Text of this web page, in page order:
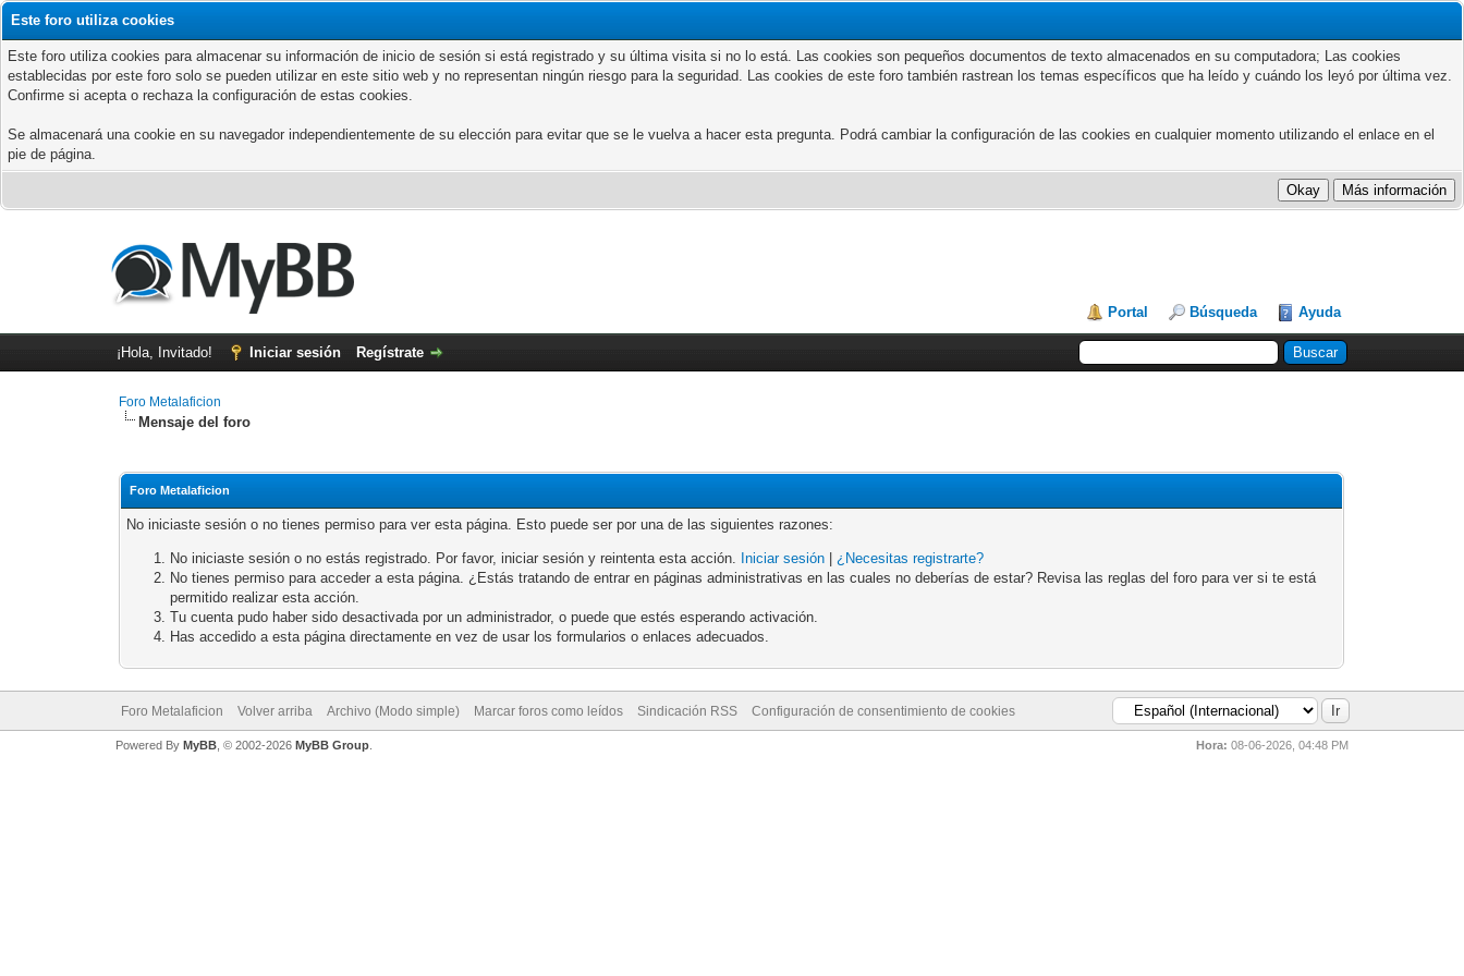
Este foro utiliza cookies
Este foro utiliza cookies para almacenar su información de inicio de sesión si está registrado y su última visita si no lo está. Las cookies son pequeños documentos de texto almacenados en su computadora; Las cookies
establecidas por este foro solo se pueden utilizar en este sitio web y no representan ningún riesgo para la seguridad. Las cookies de este foro también rastrean los temas específicos que ha leído y cuándo los leyó por última vez.
Confirme si acepta o rechaza la configuración de estas cookies.
Se almacenará una cookie en su navegador independientemente de su elección para evitar que se le vuelva a hacer esta pregunta. Podrá cambiar la configuración de las cookies en cualquier momento utilizando el enlace en el
pie de página.
Portal Búsqueda Ayuda
¡Hola, Invitado! Iniciar sesión Regístrate
Foro Metalaficion
Mensaje del foro
Foro Metalaficion
No iniciaste sesión o no tienes permiso para ver esta página. Esto puede ser por una de las siguientes razones:
No iniciaste sesión o no estás registrado. Por favor, iniciar sesión y reintenta esta acción. Iniciar sesión |¿Necesitas registrarte?
No tienes permiso para acceder a esta página. ¿Estás tratando de entrar en páginas administrativas en las cuales no deberías de estar? Revisa las reglas del foro para ver si te está
permitido realizar esta acción.
Tu cuenta pudo haber sido desactivada por un administrador, o puede que estés esperando activación.
Has accedido a esta página directamente en vez de usar los formularios o enlaces adecuados.
Foro Metalaficion Volver arriba Archivo (Modo simple) Marcar foros como leídos Sindicación RSS Configuración de consentimiento de cookies
Hora: 08-06-2026, 04:48 PM
Powered By MyBB, © 2002-2026 MyBB Group.